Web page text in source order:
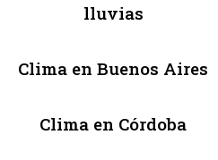
lluvias
Clima en Buenos Aires
Clima en Córdoba